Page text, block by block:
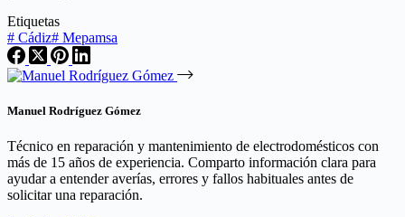
Etiquetas
# Cádiz# Mepamsa
Manuel Rodríguez Gómez
Técnico en reparación y mantenimiento de electrodomésticos con
más de 15 años de experiencia. Comparto información clara para
ayudar a entender averías, errores y fallos habituales antes de
solicitar una reparación.